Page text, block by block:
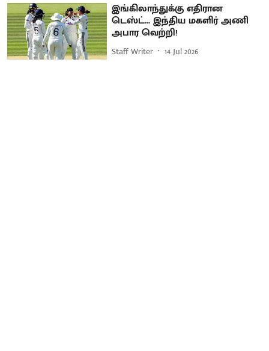
இங்கிலாந்துக்கு எதிரான
டெஸ்ட்... இந்திய மகளிர் அணி
அபார வெற்றி!
Staff Writer 14 Jul 2026